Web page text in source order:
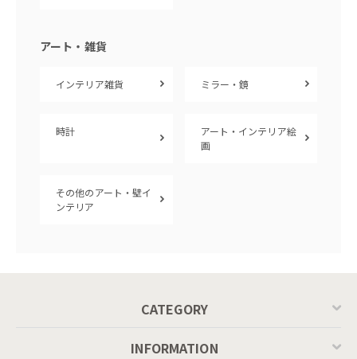
アート・雑貨
インテリア雑貨 ミラー・鏡
時計
アート・インテリア絵
画
その他のアート・壁イ
ンテリア
CATEGORY
INFORMATION